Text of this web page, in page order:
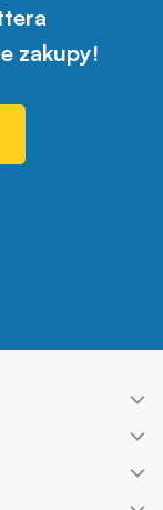
zakupy!
nasz profil w
nasz profil w